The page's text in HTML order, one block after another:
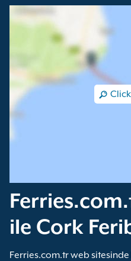
ile Cork
Ferries.com.tr web